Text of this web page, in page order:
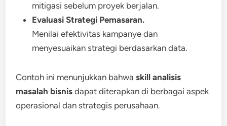
mitigasi sebelum proyek berjalan.
Evaluasi Strategi Pemasaran.
Menilai efektivitas kampanye dan
menyesuaikan strategi berdasarkan data.
Contoh ini menunjukkan bahwaskill analisis
masalah bisnis dapat diterapkan di berbagai aspek
operasional dan strategis perusahaan.